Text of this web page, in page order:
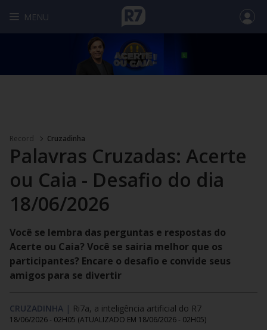
MENU
Record Cruzadinha
Palavras Cruzadas: Acerte
ou Caia - Desafio do dia
18/06/2026
Você se lembra das perguntas e respostas do
Acerte ou Caia? Você se sairia melhor que os
participantes? Encare o desafio e convide seus
amigos para se divertir
CRUZADINHA | Ri7a, a inteligência artificial do R7
18/06/2026 - 02H05 (ATUALIZADO EM 18/06/2026 - 02H05)